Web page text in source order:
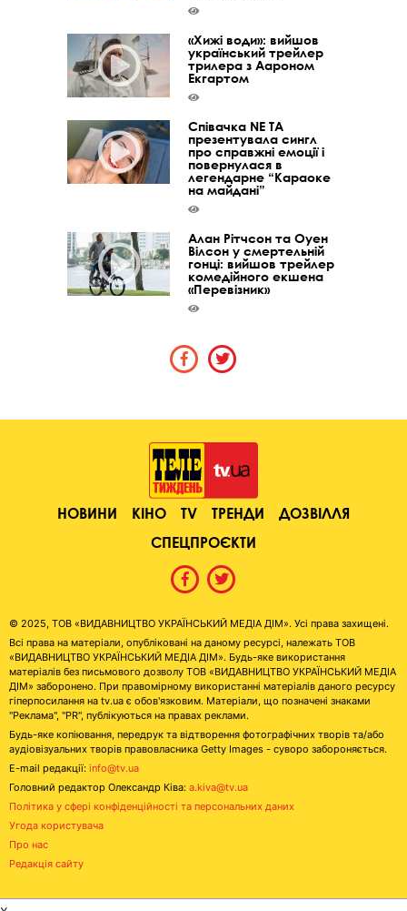
«Хижі води»: вийшов
український трейлер
трилера з Аароном
Екгартом
Співачка NE TA
презентувала сингл
про справжні емоції і
повернулася в
легендарне “Караоке
на майдані”
Алан Рітчсон та Оуен
Вілсон у смертельній
гонці: вийшов трейлер
комедійного екшена
«Перевізник»
НОВИНИ КІНО TV ТРЕНДИ
ДОЗВІЛЛЯ
СПЕЦПРОЄКТИ
© 2025, ТОВ «ВИДАВНИЦТВО УКРАЇНСЬКИЙ МЕДІА ДІМ». Усі права захищені.
Всі права на матеріали, опубліковані на даному ресурсі, належать ТОВ
«ВИДАВНИЦТВО УКРАЇНСЬКИЙ МЕДІА ДІМ». Будь-яке використання
матеріалів без письмового дозволу ТОВ «ВИДАВНИЦТВО УКРАЇНСЬКИЙ МЕДІА
ДІМ» заборонено. При правомірному використанні матеріалів даного ресурсу
гіперпосилання на tv.ua є обов'язковим. Матеріали, що позначені знаками
"Реклама", "PR", публікуються на правах реклами.
Будь-яке копіювання, передрук та відтворення фотографічних творів та/або
аудіовізуальних творів правовласника Getty Images - суворо забороняється.
E-mail редакції: info@tv.ua
Головний редактор Олександр Ківа: a.kiva@tv.ua
Політика у сфері конфіденційності та персональних даних
Угода користувача
Про нас
Редакція сайту